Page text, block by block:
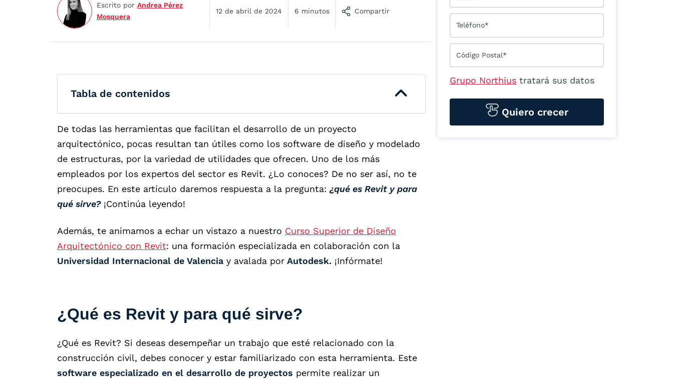
Escrito por Andrea Pérez
Mosquera
12 de abril de 2024 6 minutos Compartir
Tabla de contenidos
De todas las herramientas que facilitan el desarrollo de un proyecto
arquitectónico, pocas resultan tan útiles como los software de diseño y modelado
de estructuras, por la variedad de utilidades que ofrecen. Uno de los más
empleados por los expertos del sector es Revit. ¿Lo conoces? De no ser así, no te
preocupes. En este artículo daremos respuesta a la pregunta: ¿qué es Revit y para
qué sirve?¡Continúa leyendo!
Además, te animamos a echar un vistazo a nuestro Curso Superior de Diseño
Arquitectónico con Revit: una formación especializada en colaboración con la
Universidad Internacional de Valencia y avalada por Autodesk. ¡Infórmate!
¿Qué es Revit y para qué sirve?
¿Qué es Revit? Si deseas desempeñar un trabajo que esté relacionado con la
construcción civil, debes conocer y estar familiarizado con esta herramienta. Este
software especializado en el desarrollo de proyectos permite realizar un
Teléfono*
Código Postal*
Grupo Northius tratará sus datos
medios tecnológicos, incluso
aplicaciones de mensajería
Quiero crecer